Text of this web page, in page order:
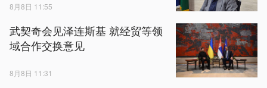
8月8日 11:55
武契奇会见泽连斯基 就经贸等领
域合作交换意见
8月8日 11:31